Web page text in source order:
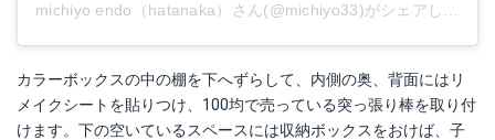
カラーボックスの中の棚を下へずらして、内側の奥、背面にはリ
メイクシートを貼りつけ、100均で売っている突っ張り棒を取り付
けます。下の空いているスペースには収納ボックスをおけば、子